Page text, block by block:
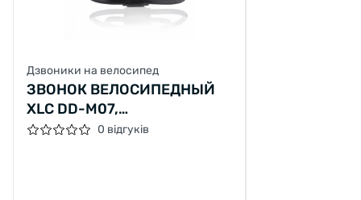
Дзвоники на велосипед
ЗВОНОК ВЕЛОСИПЕДНЫЙ
XLC DD-M07,
СЕРЕБРИСТЫЙ, Ø22,2-
0 відгуків